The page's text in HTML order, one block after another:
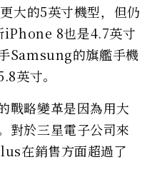
大的5英寸機型，但仍
iPhone 8也是4.7英寸
Samsung的旗艦手機
英寸。
戰略變革是因為用大
對於三星電子公司來
在銷售方面超過了